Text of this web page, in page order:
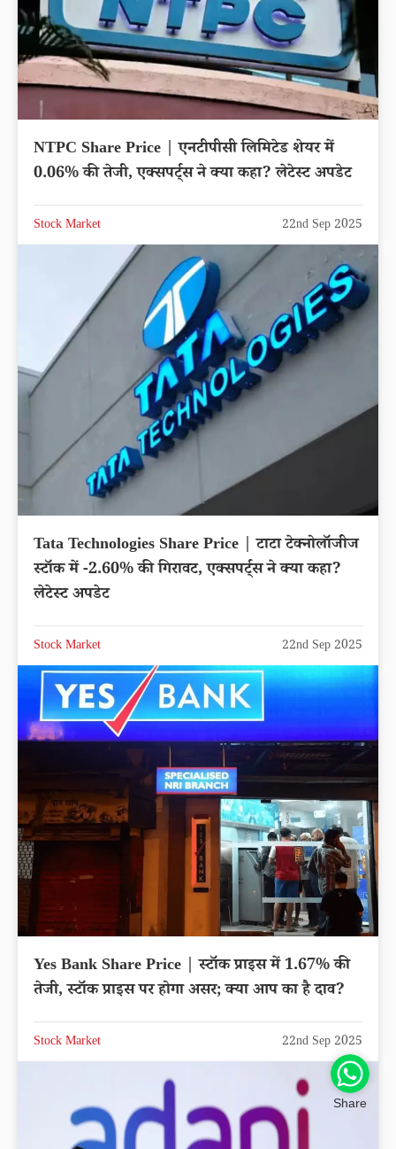
NTPC Share Price | एनटीपीसी लिमिटेड शेयर में
0.06% की तेजी, एक्सपर्ट्स ने क्या कहा? लेटेस्ट अपडेट
Stock Market 22nd Sep 2025
Tata Technologies Share Price | टाटा टेक्नोलॉजीज
स्टॉक में -2.60% की गिरावट, एक्सपर्ट्स ने क्या कहा?
लेटेस्ट अपडेट
Stock Market 22nd Sep 2025
Yes Bank Share Price | स्टॉक प्राइस में 1.67% की
तेजी, स्टॉक प्राइस पर होगा असर; क्या आप का है दाव?
Stock Market 22nd Sep 2025
Share